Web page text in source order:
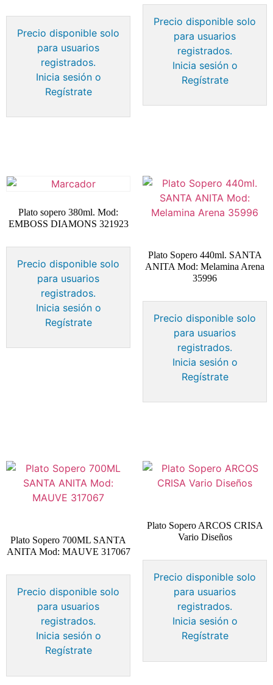
Precio disponible solo
para usuarios
registrados.
Inicia sesión o
Regístrate
Precio disponible solo
para usuarios
registrados.
Inicia sesión o
Regístrate
Plato sopero 380ml. Mod:
EMBOSS DIAMONS 321923
Precio disponible solo
para usuarios
registrados.
Inicia sesión o
Regístrate
Plato Sopero 440ml. SANTA
ANITA Mod: Melamina Arena
35996
Precio disponible solo
para usuarios
registrados.
Inicia sesión o
Regístrate
Plato Sopero 700ML SANTA
ANITA Mod: MAUVE 317067
Precio disponible solo
para usuarios
registrados.
Inicia sesión o
Regístrate
Plato Sopero ARCOS CRISA
Vario Diseños
Precio disponible solo
para usuarios
registrados.
Inicia sesión o
Regístrate